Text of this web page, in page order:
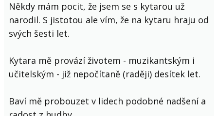
Někdy mám pocit, že jsem se s kytarou už
narodil. S jistotou ale vím, že na kytaru hraju od
svých šesti let.
Kytara mě provází životem - muzikantským i
učitelským - již nepočítaně (raději) desítek let.
Baví mě probouzet v lidech podobné nadšení a